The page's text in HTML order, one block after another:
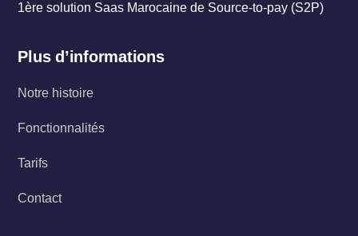
1ère solution Saas Marocaine de Source-to-pay (S2P)
Plus d’informations
Notre histoire
Fonctionnalités
Tarifs
Contact